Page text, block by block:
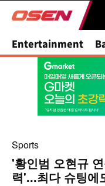
Entertainment
Sports
'황인범 오현규
력'...최다 슈팅에